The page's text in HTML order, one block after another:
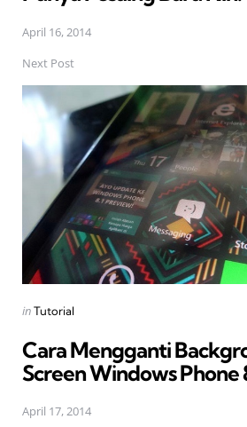
April 16, 2014
Next Post
Posted
inTutorial
Cara Mengganti
Screen Windows Phone
April 17, 2014